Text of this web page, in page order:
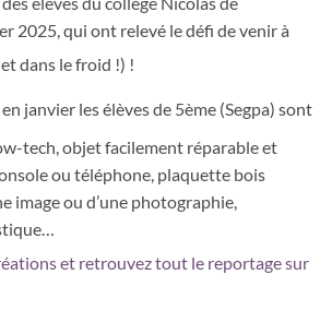
2025, qui ont relevé le défi de venir à
dans le froid !) !
janvier les élèves de 5ème (Segpa) sont
tech, objet facilement réparable et
ou téléphone, plaquette bois
image ou d’une photographie,
et retrouvez tout le reportage sur